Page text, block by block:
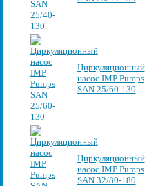
Циркуляционный
насос IMP Pumps
SAN 25/60-130
Циркуляционный
насос IMP Pumps
SAN 32/80-180